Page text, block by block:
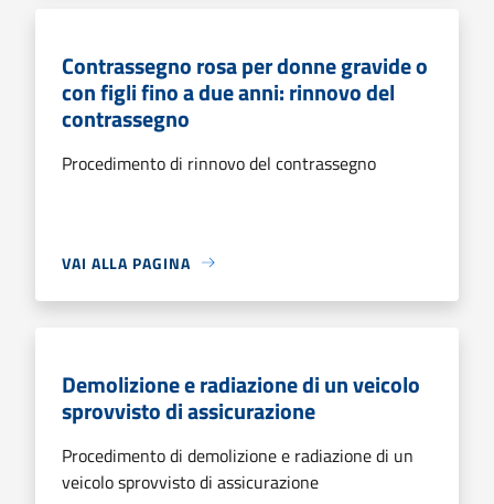
Contrassegno rosa per donne gravide o
con figli fino a due anni: rinnovo del
contrassegno
Procedimento di rinnovo del contrassegno
VAI ALLA PAGINA
Demolizione e radiazione di un veicolo
sprovvisto di assicurazione
Procedimento di demolizione e radiazione di un
veicolo sprovvisto di assicurazione